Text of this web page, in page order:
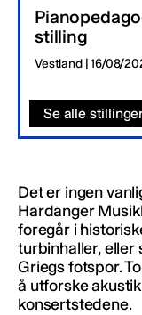
stilling
Vestland | 16/08/
Se alle
Det er ingen
Hardanger
foregår i
turbinhaller, eller
Griegs fotspor.
å utforske
konsertstedene.